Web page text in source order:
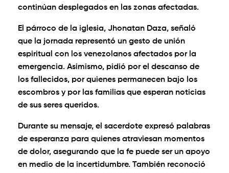
continúan desplegados en las zonas afectadas.
El párroco de la iglesia, Jhonatan Daza, señaló
que la jornada representó un gesto de unión
espiritual con los venezolanos afectados por la
emergencia. Asimismo, pidió por el descanso de
los fallecidos, por quienes permanecen bajo los
escombros y por las familias que esperan noticias
de sus seres queridos.
Durante su mensaje, el sacerdote expresó palabras
de esperanza para quienes atraviesan momentos
de dolor, asegurando que la fe puede ser un apoyo
en medio de la incertidumbre. También reconoció